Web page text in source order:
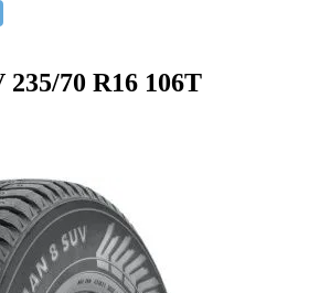
70 R16 106T